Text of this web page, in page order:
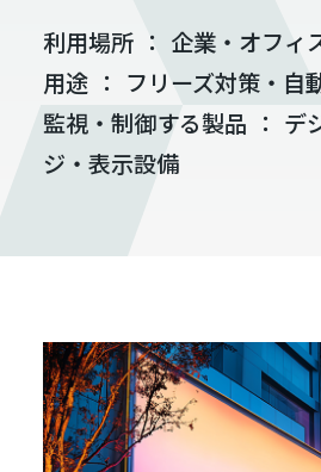
利用場所 ： 企業・オフィ
用途 ： フリーズ対策・自
監視・制御する製品 ： デ
ジ・表示設備